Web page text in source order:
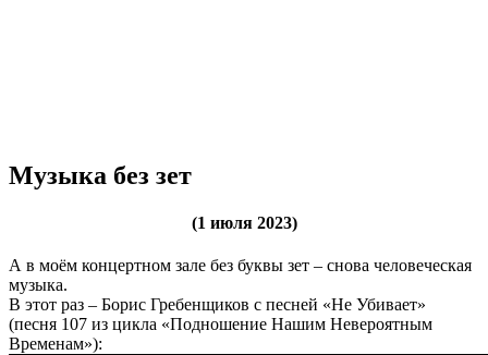
Музыка без зет
(1 июля 2023)
А в моём концертном зале без буквы зет – снова человеческая
музыка.
В этот раз – Борис Гребенщиков с песней «Не Убивает»
(песня 107 из цикла «Подношение Нашим Невероятным
Временам»):